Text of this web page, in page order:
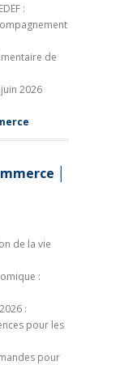
:
de
2026
│
de la vie
:
:
pour les
pour